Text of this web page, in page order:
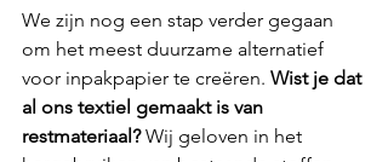
We zijn nog een stap verder gegaan
om het meest duurzame alternatief
voor inpakpapier te creëren. Wist je dat
al ons textiel gemaakt is van
restmateriaal? Wij geloven in het